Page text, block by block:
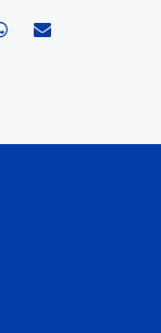
Facebook
op X
pagina op
Deel deze pagina
Deel deze